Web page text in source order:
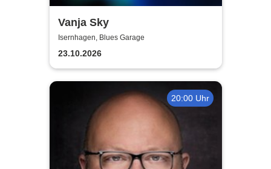
Vanja Sky
Isernhagen, Blues Garage
23.10.2026
20:00 Uhr